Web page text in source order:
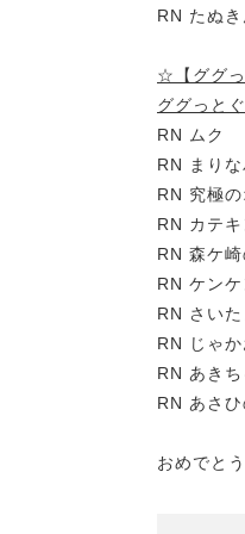
RN たぬき
☆【ググ
ググっと
RN ムク
RN まり
RN 究極
RN カテ
RN 森ケ崎
RN ケンケ
RN さい
RN じゃか
RN あきち
RN あさ
おめでと